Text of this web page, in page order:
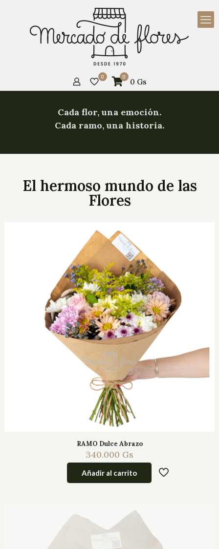
0 0 0 Gs
Cada flor, una emoción.
Cada ramo, una historia.
El hermoso mundo de las
Flores
RAMO Dulce Abrazo
340.000 Gs
Añadir al carrito